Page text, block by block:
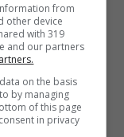
from
other device
with 319
and our partners
on the basis
by managing
of this page
in privacy